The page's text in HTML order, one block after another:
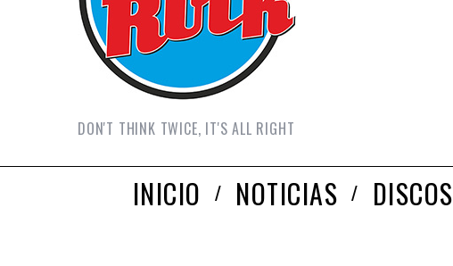
DON'T THINK TWICE, IT'S ALL RIGHT
INICIO NOTICIAS DISCOS